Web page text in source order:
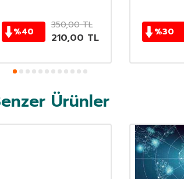
%40
350,00TL
210,00 TL %30
Ürünler